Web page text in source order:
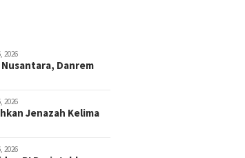
2026
Danrem
2026
Jenazah Kelima
2026